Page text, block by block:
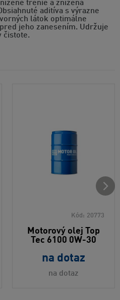
trenie a znížená
aditíva s výrazne
látok optimálne
jeho zanesením. Udržuje
čistote.
Kód: 20773
Motorový olej Top
Tec 6100 0W-30
na dotaz
na dotaz